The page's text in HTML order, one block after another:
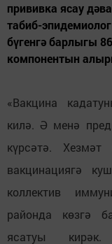
прививка ясау
табиб-
бүгенгә барлыгы
компонентын
«Вакцина
килә. Ә менә
күрсәтә. Хезмәт
вакцинациягә
коллектив
районда көзгә
ясатуы кирәк.